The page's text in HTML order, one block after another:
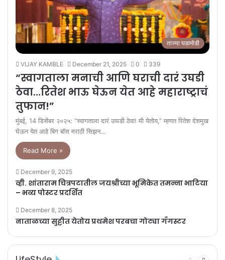
ताज्या घडामोडी
VIJAY KAMBLE December 21, 2025 0 339
“स्वागताला मनाची आणि घराची दारं उघडी
ठेवा…रितेश भाऊ घेऊन येत आहे महाराष्ट्राचं
तुफान!”
मुंबई, 14 डिसेंबर २०२५: “स्वागताला दारं उघडी ठेवा! मी येतोय,” म्हणत रितेश देशमुख
घेऊन येत आहे बिग बॉस मराठी सिझन…
Read More »
December 9, 2025
व्ही. शांताराम चित्रपटातील जयश्रीच्या भूमिकेत तमन्ना भाटिया
– भव्य पोस्टर प्रदर्शित
December 8, 2025
नाताळच्या सुट्टीत येतोय प्रथमेश परबचा गोट्या गँगस्टर